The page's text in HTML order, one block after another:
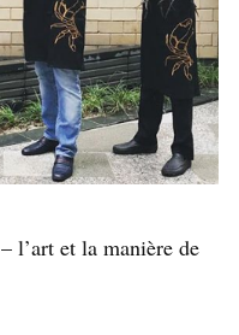
– l’art et la manière de